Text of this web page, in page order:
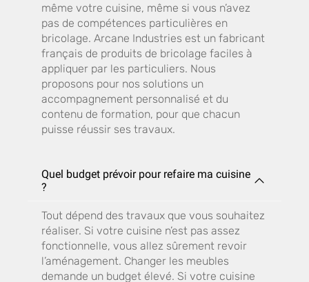
même votre cuisine, même si vous n’avez
pas de compétences particulières en
bricolage. Arcane Industries est un fabricant
français de produits de bricolage faciles à
appliquer par les particuliers. Nous
proposons pour nos solutions un
accompagnement personnalisé et du
contenu de formation, pour que chacun
puisse réussir ses travaux.
Quel budget prévoir pour refaire ma cuisine
?
Tout dépend des travaux que vous souhaitez
réaliser. Si votre cuisine n’est pas assez
fonctionnelle, vous allez sûrement revoir
l’aménagement. Changer les meubles
demande un budget élevé. Si votre cuisine